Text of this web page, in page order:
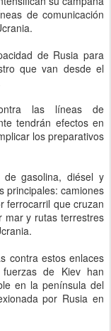
de comunicación
de Rusia para
que van desde el
las líneas de
tendrán efectos en
los preparativos
gasolina, diésel y
principales: camiones
ferrocarril que cruzan
mar y rutas terrestres
contra estos enlaces
de Kiev han
en la península del
por Rusia en